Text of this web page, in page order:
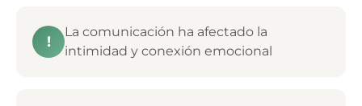
!
La comunicación ha afectado la
intimidad y conexión emocional